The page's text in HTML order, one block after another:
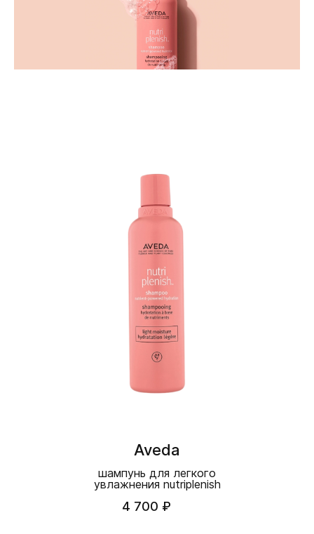
Aveda
шампунь для легкого
увлажнения nutriplenish
4 700 ₽